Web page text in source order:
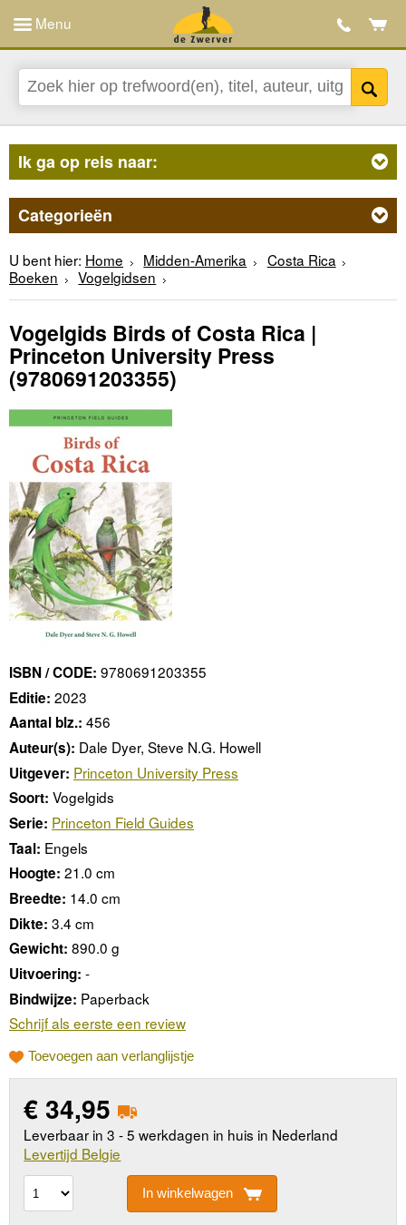
Menu
Ik ga op reis naar:
Categorieën
U bent hier: Home Midden-Amerika
Costa Rica
Boeken
Vogelgidsen
Vogelgids Birds of Costa Rica |
Princeton University Press
(9780691203355)
ISBN / CODE: 9780691203355
Editie: 2023
Aantal blz.: 456
Auteur(s): Dale Dyer, Steve N.G. Howell
Uitgever: Princeton University Press
Soort: Vogelgids
Serie: Princeton Field Guides
Taal: Engels
Hoogte: 21.0 cm
Breedte: 14.0 cm
Dikte: 3.4 cm
Gewicht: 890.0 g
Uitvoering: -
Bindwijze: Paperback
Schrijf als eerste een review
Toevoegen aan verlanglijstje
€ 34,95
Leverbaar in 3 - 5 werkdagen in huis in Nederland
Levertijd Belgie
In winkelwagen